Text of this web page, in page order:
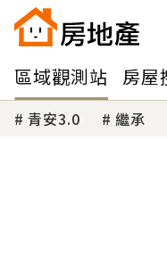
區域觀測站 房屋
青安3.0 繼承